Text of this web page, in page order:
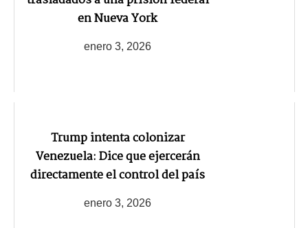
en Nueva York
enero 3, 2026
Trump intenta colonizar
Venezuela: Dice que ejercerán
directamente el control del país
enero 3, 2026